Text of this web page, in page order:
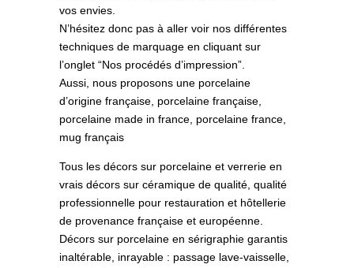
vos envies.
N’hésitez donc pas à aller voir nos différentes
techniques de marquage en cliquant sur
l’onglet “Nos procédés d’impression”.
Aussi, nous proposons une porcelaine
d’origine française, porcelaine française,
porcelaine made in france, porcelaine france,
mug français
Tous les décors sur porcelaine et verrerie en
vrais décors sur céramique de qualité, qualité
professionnelle pour restauration et hôtellerie
de provenance française et européenne.
Décors sur porcelaine en sérigraphie garantis
inaltérable, inrayable : passage lave-vaisselle,